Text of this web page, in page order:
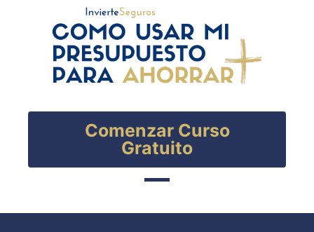
Comenzar Curso
Gratuito